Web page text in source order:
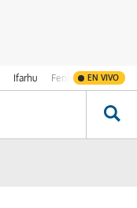
Ifarhu Fenómeno de El
EN VIVO